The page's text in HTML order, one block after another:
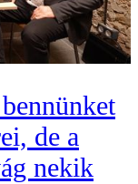
de a
nekik